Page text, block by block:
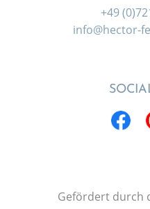
+49
info@hector-
Gefördert durch